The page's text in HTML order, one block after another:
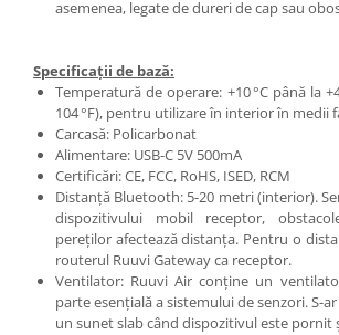
asemenea, legate de dureri de cap sau
Specificații de bază:
Temperatură de operare: +10 °C până la
104 °F), pentru utilizare în interior în medii
Carcasă: Policarbonat
Alimentare: USB-C 5V 500mA
Certificări: CE, FCC, RoHS, ISED, RCM
Distanță Bluetooth: 5-20 metri (interior).
dispozitivului mobil receptor,
pereților afectează distanța. Pentru o
routerul Ruuvi Gateway ca receptor.
Ventilator: Ruuvi Air conține un
parte esențială a sistemului de senzori. S-
un sunet slab când dispozitivul este pornit